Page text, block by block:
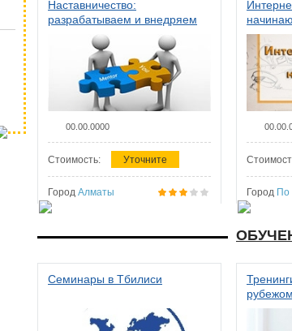
Наставничество:
разрабатываем и внедряем
систему наставничества в
организации
00.00.0000
Стоимость: Уточните
Город Алматы Город По
Семинары в Тбилиси